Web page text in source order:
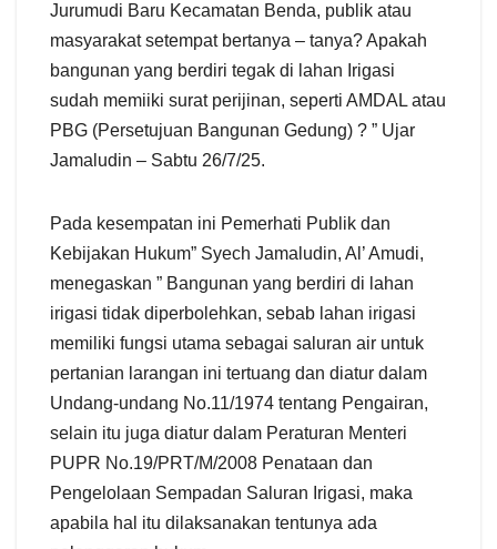
Jurumudi Baru Kecamatan Benda, publik atau
masyarakat setempat bertanya – tanya? Apakah
bangunan yang berdiri tegak di lahan Irigasi
sudah memiiki surat perijinan, seperti AMDAL atau
PBG (Persetujuan Bangunan Gedung) ? ” Ujar
Jamaludin – Sabtu 26/7/25.
Pada kesempatan ini Pemerhati Publik dan
Kebijakan Hukum” Syech Jamaludin, Al’ Amudi,
menegaskan ” Bangunan yang berdiri di lahan
irigasi tidak diperbolehkan, sebab lahan irigasi
memiliki fungsi utama sebagai saluran air untuk
pertanian larangan ini tertuang dan diatur dalam
Undang-undang No.11/1974 tentang Pengairan,
selain itu juga diatur dalam Peraturan Menteri
PUPR No.19/PRT/M/2008 Penataan dan
Pengelolaan Sempadan Saluran Irigasi, maka
apabila hal itu dilaksanakan tentunya ada